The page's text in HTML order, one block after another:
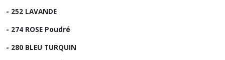
- 252 LAVANDE
- 274 ROSE Poudré
- 280 BLEU TURQUIN